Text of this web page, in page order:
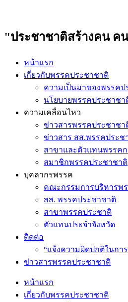
"ประชาชาติสร้างคน ค
หน้าแรก
เกี่ยวกับพรรคประชาชาติ
ความเป็นมาของพรรคป
นโยบายพรรคประชาชา
ความเคลื่อนไหว
ข่าวสารพรรคประชาชา
ข่าวสาร สส.พรรคประช
สาขาและตัวแทนพรรคก
สมาชิกพรรคประชาชาติ
บุคลากรพรรค
คณะกรรมการบริหารพ
สส. พรรคประชาชาติ
สาขาพรรคประชาติ
ตัวแทนประจำจังหวัด
ติดต่อ
“แจ้งความผิดปกติในการ
ข่าวสารพรรคประชาชาติ
หน้าแรก
เกี่ยวกับพรรคประชาชาติ